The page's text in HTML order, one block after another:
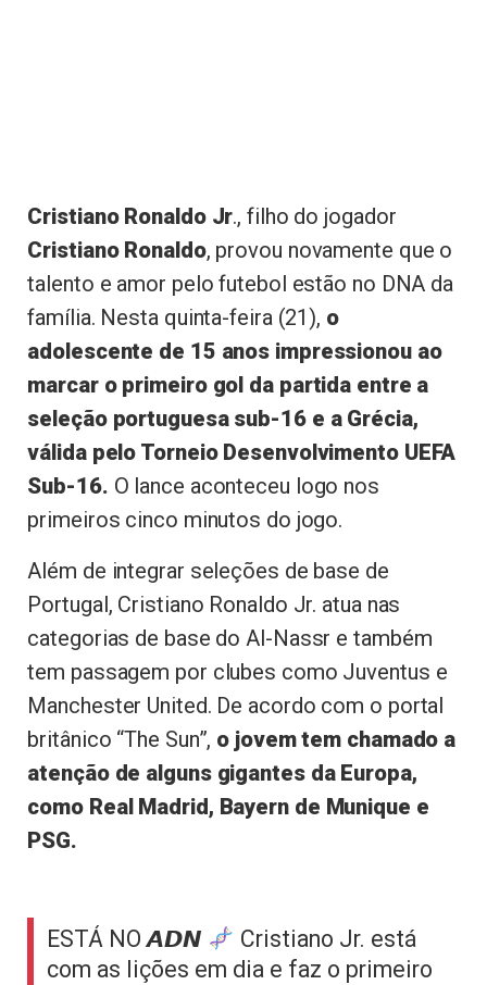
Cristiano Ronaldo Jr., filho do jogador
Cristiano Ronaldo, provou novamente que o
talento e amor pelo futebol estão no DNA da
família. Nesta quinta-feira (21), o
adolescente de 15 anos impressionou ao
marcar o primeiro gol da partida entre a
seleção portuguesa sub-16 e a Grécia,
válida pelo Torneio Desenvolvimento UEFA
Sub-16. O lance aconteceu logo nos
primeiros cinco minutos do jogo.
Além de integrar seleções de base de
Portugal, Cristiano Ronaldo Jr. atua nas
categorias de base do Al-Nassr e também
tem passagem por clubes como Juventus e
Manchester United. De acordo com o portal
britânico “The Sun”, o jovem tem chamado a
atenção de alguns gigantes da Europa,
como Real Madrid, Bayern de Munique e
PSG.
ESTÁ NO 𝘼𝘿𝙉
Cristiano Jr. está
com as lições em dia e faz o primeiro